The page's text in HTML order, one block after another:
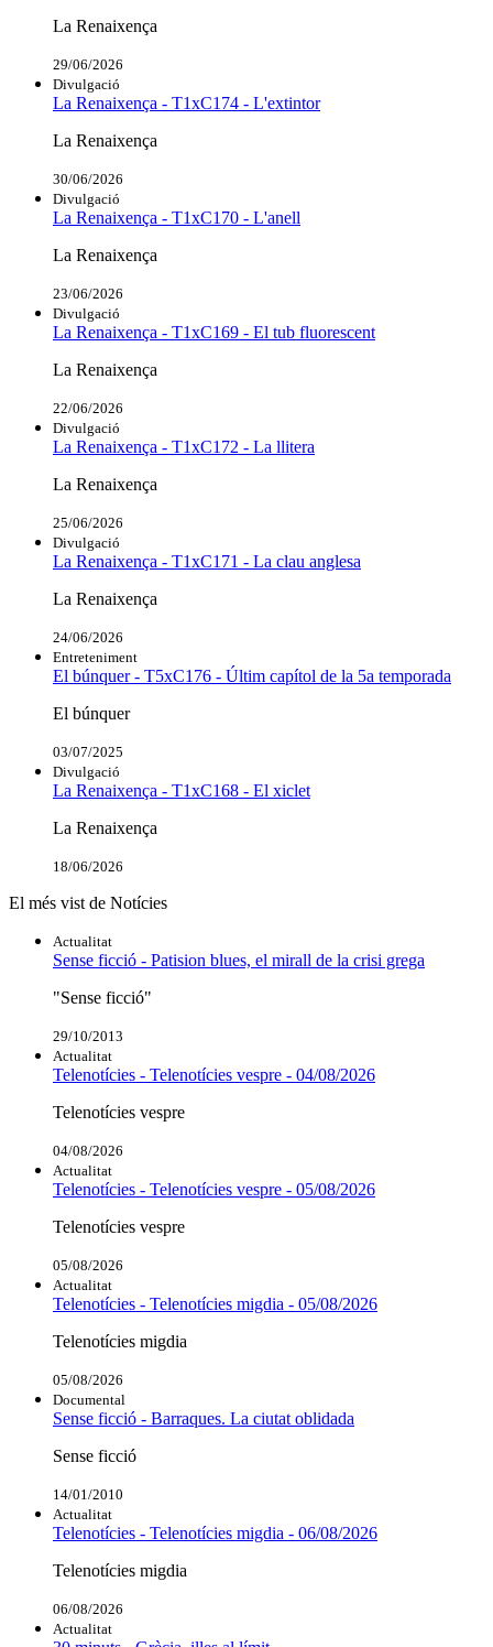
La Renaixença
29/06/2026
Divulgació
La Renaixença - T1xC174 - L'extintor
La Renaixença
30/06/2026
Divulgació
La Renaixença - T1xC170 - L'anell
La Renaixença
23/06/2026
Divulgació
La Renaixença - T1xC169 - El tub fluorescent
La Renaixença
22/06/2026
Divulgació
La Renaixença - T1xC172 - La llitera
La Renaixença
25/06/2026
Divulgació
La Renaixença - T1xC171 - La clau anglesa
La Renaixença
24/06/2026
Entreteniment
El búnquer - T5xC176 - Últim capítol de la 5a temporada
El búnquer
03/07/2025
Divulgació
La Renaixença - T1xC168 - El xiclet
La Renaixença
18/06/2026
El més vist de Notícies
Actualitat
Sense ficció - Patision blues, el mirall de la crisi grega
"Sense ficció"
29/10/2013
Actualitat
Telenotícies - Telenotícies vespre - 04/08/2026
Telenotícies vespre
04/08/2026
Actualitat
Telenotícies - Telenotícies vespre - 05/08/2026
Telenotícies vespre
05/08/2026
Actualitat
Telenotícies - Telenotícies migdia - 05/08/2026
Telenotícies migdia
05/08/2026
Documental
Sense ficció - Barraques. La ciutat oblidada
Sense ficció
14/01/2010
Actualitat
Telenotícies - Telenotícies migdia - 06/08/2026
Telenotícies migdia
06/08/2026
Actualitat